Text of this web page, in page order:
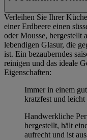
Verleihen Sie Ihrer
einer Erdbeere einen
oder Mousse, hergestellt
lebendigen Glasur, die
ist. Ein bezauberndes
reinigen und das ideale
Eigenschaften:
Immer in einem
kratzfest und leicht
Handwerkliche
hergestellt, hält
aufrecht und ist